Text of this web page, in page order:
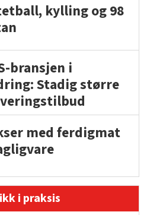
kylling og 98
bransjen i
Stadig større
med ferdigmat
i praksis